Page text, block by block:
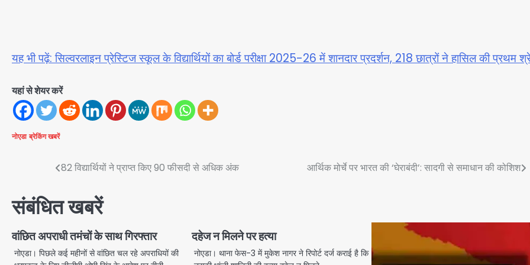
यह भी पढ़ें: सिल्वरलाइन प्रेस्टिज स्कूल के विद्यार्थियों का बोर्ड परीक्षा 2025-26 में शानदार प्रदर्शन, 218 छात्रों ने हासिल की प्रथम
यहां से शेयर करें
नोएडा ब्रेकिंग खबरें
navigation
82 विद्यार्थियों ने प्राप्त किए 90 फीसदी से अधिक अंक आर्थिक मोर्चे पर भारत की ‘घेराबंदी’: सादगी से समाधान की कोशिश
संबंधित खबरें
वांछित अपराधी तमंचों के साथ गिरफ्तार
नोएडा। पिछले कई महीनों से वांछित चल रहे अपराधियों की
दहेज न मिलने पर हत्या
नोएडा। थाना फेस-3 में मुकेश नागर ने रिपोर्ट दर्ज कराई है कि